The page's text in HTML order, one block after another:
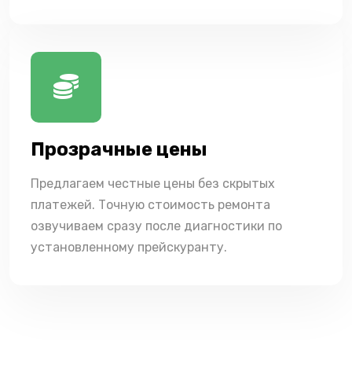
Прозрачные цены
Предлагаем честные цены без скрытых
платежей. Точную стоимость ремонта
озвучиваем сразу после диагностики по
установленному прейскуранту.